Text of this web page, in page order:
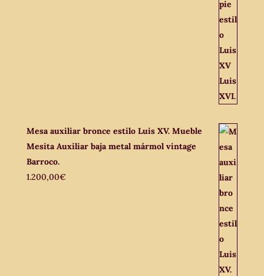
Mesa auxiliar bronce estilo Luis XV. Mueble
Mesita Auxiliar baja metal mármol vintage
Barroco.
1.200,00€